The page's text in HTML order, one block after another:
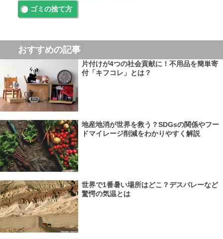
ゴミの捨て方
おすすめの記事
片付けが4つの社会貢献に！不用品を簡単寄
付「キフコレ」とは？
地産地消が世界を救う？SDGsの関係やフー
ドマイレージ削減をわかりやすく解説
世界で1番暑い場所はどこ？デスバレーなど
驚愕の気温とは